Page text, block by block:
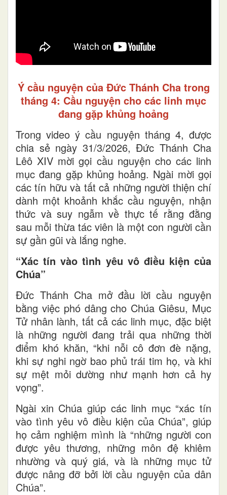
Ý cầu nguyện của Đức Thánh Cha trong
tháng 4: Cầu nguyện cho các linh mục
đang gặp khủng hoảng
Trong video ý cầu nguyện tháng 4, được
chia sẻ ngày 31/3/2026, Đức Thánh Cha
Lêô XIV mời gọi cầu nguyện cho các linh
mục đang gặp khủng hoảng. Ngài mời gọi
các tín hữu và tất cả những người thiện chí
dành một khoảnh khắc cầu nguyện, nhận
thức và suy ngẫm về thực tế rằng đằng
sau mỗi thừa tác viên là một con người cần
sự gần gũi và lắng nghe.
“Xác tín vào tình yêu vô điều kiện của
Chúa”
Đức Thánh Cha mở đầu lời cầu nguyện
bằng việc phó dâng cho Chúa Giêsu, Mục
Tử nhân lành, tất cả các linh mục, đặc biệt
là những người đang trải qua những thời
điểm khó khăn, “khi nỗi cô đơn đè nặng,
khi sự nghi ngờ bao phủ trái tim họ, và khi
sự mệt mỏi dường như mạnh hơn cả hy
vọng”.
Ngài xin Chúa giúp các linh mục “xác tín
vào tình yêu vô điều kiện của Chúa”, giúp
họ cảm nghiệm mình là “những người con
được yêu thương, những môn đệ khiêm
nhường và quý giá, và là những mục tử
được nâng đỡ bởi lời cầu nguyện của dân
Chúa”.